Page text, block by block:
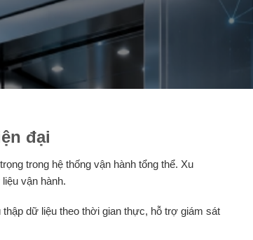
đại
trong hệ thống vận hành tổng thể. Xu
vận hành.
dữ liệu theo thời gian thực, hỗ trợ giám sát